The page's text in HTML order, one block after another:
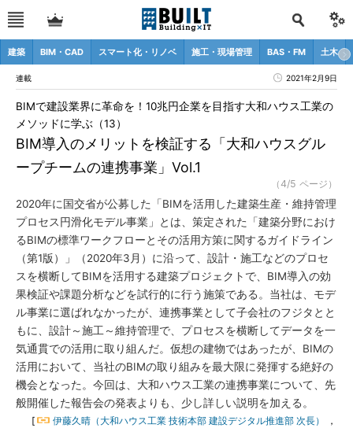
建築 BIM・CAD スマート化・リノベ 施工・現場管理 BAS・FM 土木
連載 2021年2月9日
BIM導入のメリットを検証する「大和ハウスグル
ープチームの連携事業」Vol.1
BIMで建設業界に革命を！10兆円企業を目指す大和ハウス工業の
メソッドに学ぶ（13）
（4/5 ページ）
2020年に国交省が公募した「BIMを活用した建築生産・維持管理
プロセス円滑化モデル事業」とは、策定された「建築分野におけ
るBIMの標準ワークフローとその活用方策に関するガイドライン
（第1版）」（2020年3月）に沿って、設計・施工などのプロセ
スを横断してBIMを活用する建築プロジェクトで、BIM導入の効
果検証や課題分析などを試行的に行う施策である。当社は、モデ
ル事業に選ばれなかったが、連携事業として子会社のフジタとと
もに、設計～施工～維持管理で、プロセスを横断してデータを一
気通貫での活用に取り組んだ。仮想の建物ではあったが、BIMの
活用において、当社のBIMの取り組みを最大限に発揮する絶好の
機会となった。今回は、大和ハウス工業の連携事業について、先
般開催した報告会の発表よりも、少し詳しい説明を加える。
[ 伊藤久晴（大和ハウス工業 技術本部 建設デジタル推進部 次長）
，